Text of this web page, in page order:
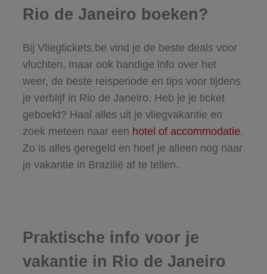
Rio de Janeiro boeken?
Bij Vliegtickets.be vind je de beste deals voor
vluchten, maar ook handige info over het
weer, de beste reisperiode en tips voor tijdens
je verblijf in Rio de Janeiro. Heb je je ticket
geboekt? Haal alles uit je vliegvakantie en
zoek meteen naar een hotel of accommodatie.
Zo is alles geregeld en hoef je alleen nog naar
je vakantie in Brazilië af te tellen.
Praktische info voor je
vakantie in Rio de Janeiro